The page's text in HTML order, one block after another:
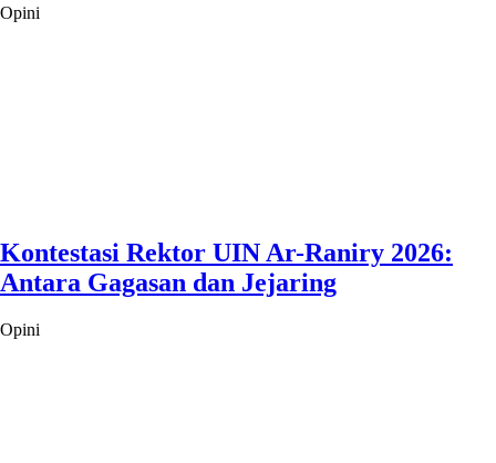
Opini
Kontestasi Rektor UIN Ar-Raniry 2026:
Antara Gagasan dan Jejaring
Opini